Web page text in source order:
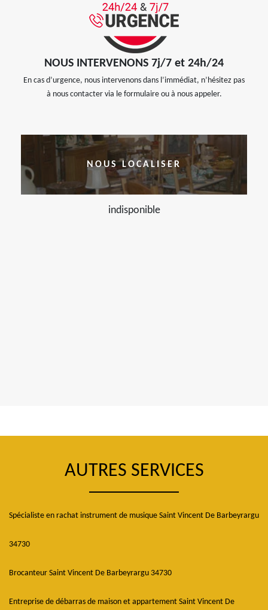
NOUS INTERVENONS 7j/7 et 24h/24
En cas d’urgence, nous intervenons dans l’immédiat, n’hésitez pas
à nous contacter via le formulaire ou à nous appeler.
NOUS LOCALISER
indisponible
AUTRES SERVICES
Spécialiste en rachat instrument de musique Saint Vincent De Barbeyrargu
34730
Brocanteur Saint Vincent De Barbeyrargu 34730
Entreprise de débarras de maison et appartement Saint Vincent De